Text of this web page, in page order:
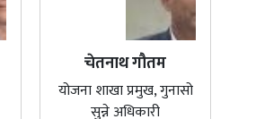
चेतनाथ गौतम
योजना शाखा प्रमुख, गुनासो
सुन्ने अधिकारी